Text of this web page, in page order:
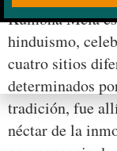
Kumbha Mela
hinduismo,
cuatro sitios
determinados
tradición, fue
néctar de la